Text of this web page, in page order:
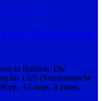
Mäkeler
des Münzwesens
in Holstein. Die
bis 1325 (Numismatische
pp., 12 maps, 8 plates.